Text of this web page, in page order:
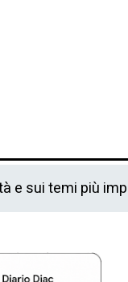
e sui temi più